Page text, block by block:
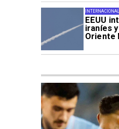
EEUU
iraníes
Oriente
INTERNACIONAL